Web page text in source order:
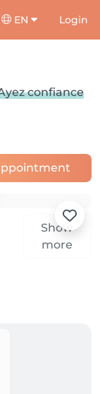
EN Login
confiance
Show
more